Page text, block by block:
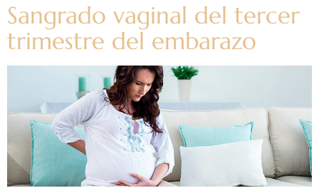
Sangrado vaginal del tercer
trimestre del embarazo